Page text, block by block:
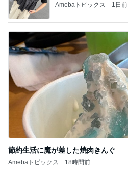
Amebaトピックス 1日前
節約生活に魔が差した焼肉きんぐ
Amebaトピックス 18時間前